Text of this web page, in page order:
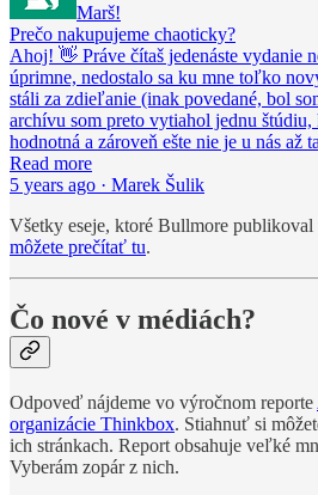
Marš!
Prečo nakupujeme chaoticky?
Ahoj! 👋 Práve čítaš jedenáste vydanie
úprimne, nedostalo sa ku mne toľko
stáli za zdieľanie (inak povedané, bol
archívu som preto vytiahol jednu
hodnotná a zároveň ešte nie je u nás až
Read more
5 years ago · Marek Šulik
Všetky eseje, ktoré Bullmore publikoval
môžete prečítať tu.
Čo nové v médiách?
Odpoveď nájdeme vo výročnom reporte
organizácie Thinkbox. Stiahnuť si
ich stránkach. Report obsahuje veľké
Vyberám zopár z nich.